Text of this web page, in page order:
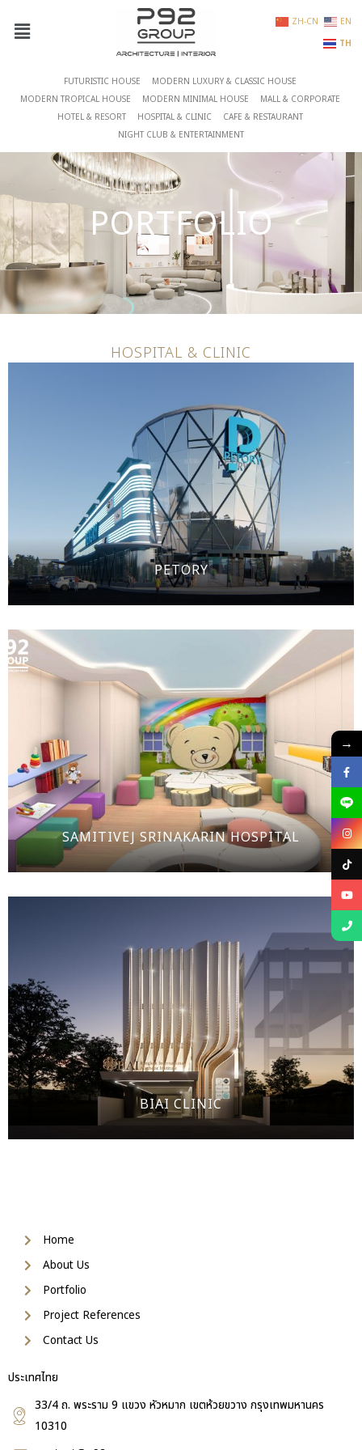
ZH-CN
EN
TH
FUTURISTIC HOUSE
MODERN LUXURY & CLASSIC HOUSE
MODERN TROPICAL HOUSE
MODERN MINIMAL HOUSE
MALL & CORPORATE
HOTEL & RESORT
HOSPITAL & CLINIC
CAFE & RESTAURANT
NIGHT CLUB & ENTERTAINMENT
PORTFOLIO
HOSPITAL & CLINIC
PETORY
SAMITIVEJ SRINAKARIN HOSPITAL
BIAI CLINIC
Home
About Us
Portfolio
Project References
Contact Us
ประเทศไทย
33/4 ถ. พระราม 9 แขวง หัวหมาก เขตห้วยขวาง กรุงเทพมหานคร
10310
→